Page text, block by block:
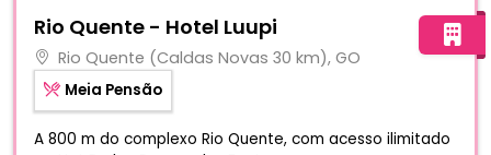
Rio Quente - Hotel Luupi
Rio Quente (Caldas Novas 30 km), GO
Meia Pensão
A 800 m do complexo Rio Quente, com acesso ilimitado